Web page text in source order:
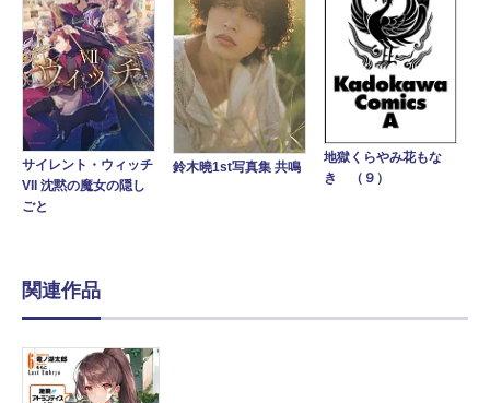
サイレント・ウィッチ
VII 沈黙の魔女の隠し
ごと
鈴木曉1st写真集 共鳴
地獄くらやみ花もな
き （９）
関連作品